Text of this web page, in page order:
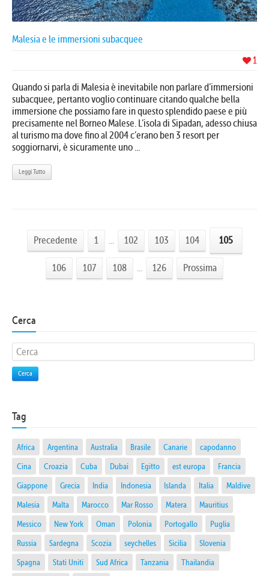
Malesia e le immersioni subacquee
1
Quando si parla di Malesia è inevitabile non parlare d’immersioni
subacquee, pertanto voglio continuare citando qualche bella
immersione che possiamo fare in questo splendido paese e più
precisamente nel Borneo Malese. L’isola di Sipadan, adesso chiusa
al turismo ma dove fino al 2004 c’erano ben 3 resort per
soggiornarvi, è sicuramente uno ...
Leggi Tutto
Precedente 1 ... 102 103 104 105
106 107 108 ... 126 Prossima
Cerca
Cerca
Tag
Africa Argentina Australia Brasile Canarie
capodanno
Cina
Croazia Cuba Dubai Egitto est europa
Francia
Giappone
Grecia India Indonesia Islanda Italia
Maldive
Malesia
Malta Marocco Mar Rosso Matera
Mauritius
Messico
New York Oman Polonia Portogallo
Puglia
Russia
Sardegna Scozia seychelles Sicilia
Slovenia
Spagna
Stati Uniti Sud Africa Tanzania
Thailandia